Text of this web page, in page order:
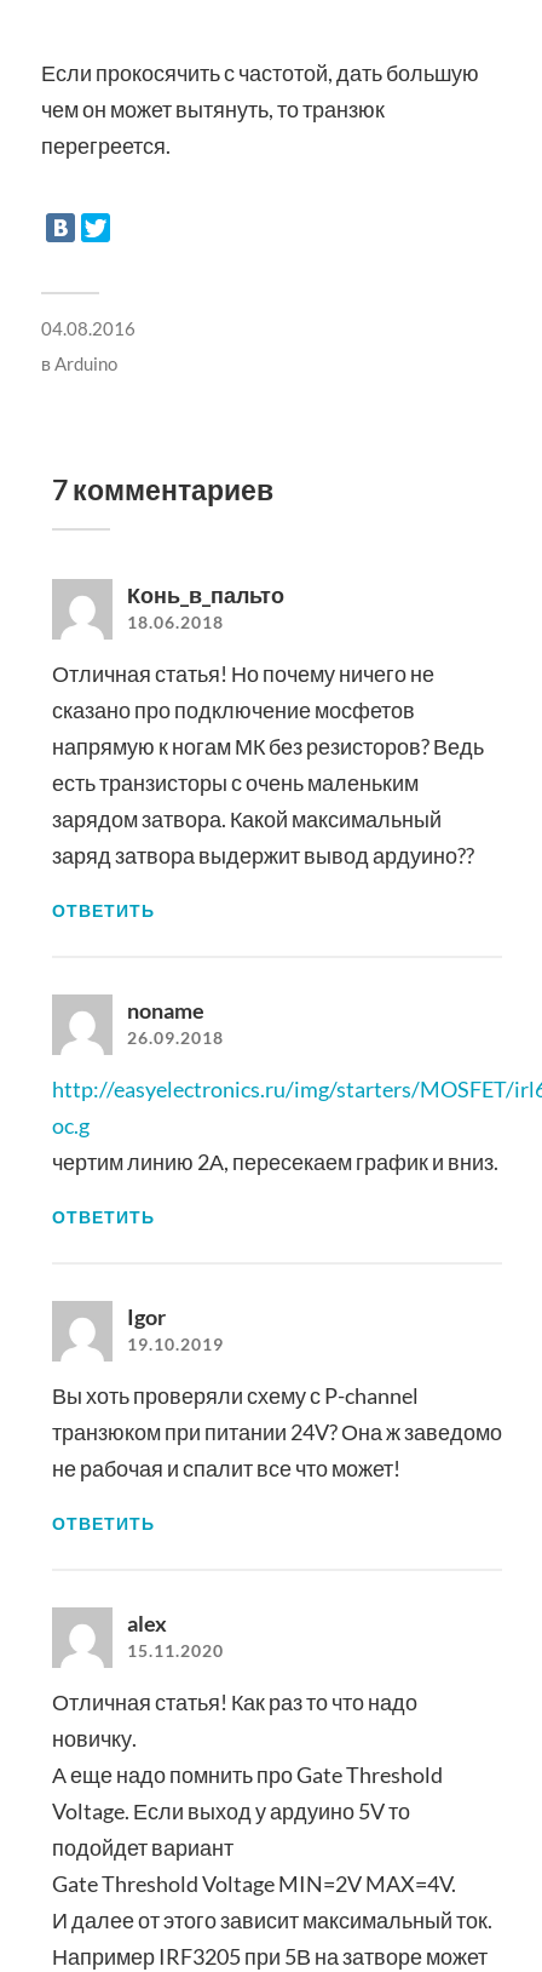
Если прокосячить с частотой, дать большую
чем он может вытянуть, то транзюк
перегреется.
04.08.2016
вArduino
7 комментариев
Конь_в_пальто
18.06.2018
Отличная статья! Но почему ничего не
сказано про подключение мосфетов
напрямую к ногам МК без резисторов? Ведь
есть транзисторы с очень маленьким
зарядом затвора. Какой максимальный
заряд затвора выдержит вывод ардуино??
ОТВЕТИТЬ
noname
26.09.2018
http://easyelectronics.ru/img/starters/MOSFET/
oc.g
чертим линию 2А, пересекаем график и вниз.
ОТВЕТИТЬ
Igor
19.10.2019
Вы хоть проверяли схему с P-channel
транзюком при питании 24V? Она ж заведомо
не рабочая и спалит все что может!
ОТВЕТИТЬ
alex
15.11.2020
Отличная статья! Как раз то что надо
новичку.
А еще надо помнить про Gate Threshold
Voltage. Если выход у ардуино 5V то
подойдет вариант
Gate Threshold Voltage MIN=2V MAX=4V.
И далее от этого зависит максимальный ток.
Например IRF3205 при 5В на затворе может